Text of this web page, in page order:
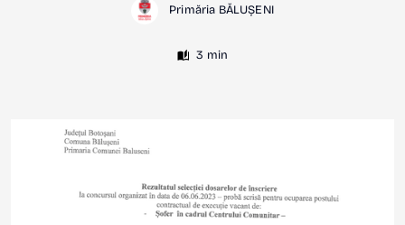
Primăria BĂLUȘENI
3 min